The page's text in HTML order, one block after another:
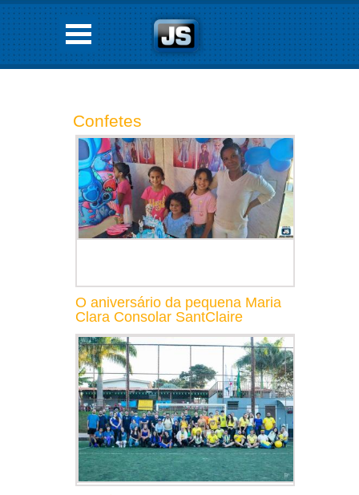
Confetes
O aniversário da pequena Maria
Clara Consolar SantClaire